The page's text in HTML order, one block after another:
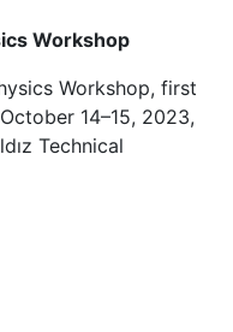
Workshop
Workshop, first
14–15, 2023,
Technical